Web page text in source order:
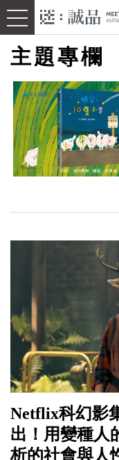
主題專欄
Netflix科幻影
出！用變種人
析的社會與人